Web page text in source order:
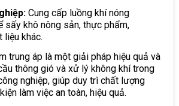
Cung cấp luồng khí nóng
sấy khô nông sản, thực phẩm,
liệu khác.
trung áp là một giải pháp hiệu quả và
thông gió và xử lý không khí trong
nghiệp, giúp duy trì chất lượng
làm việc an toàn, hiệu quả.